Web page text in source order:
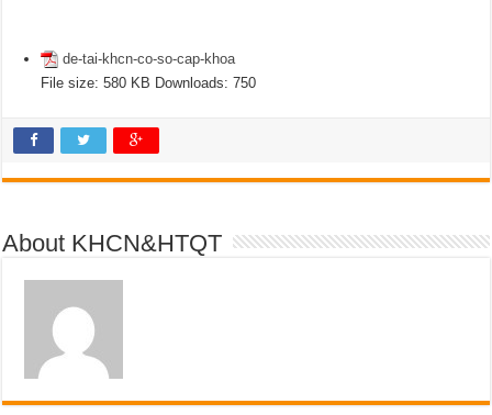
de-tai-khcn-co-so-cap-khoa
File size: 580 KB Downloads: 750
About KHCN&HTQT